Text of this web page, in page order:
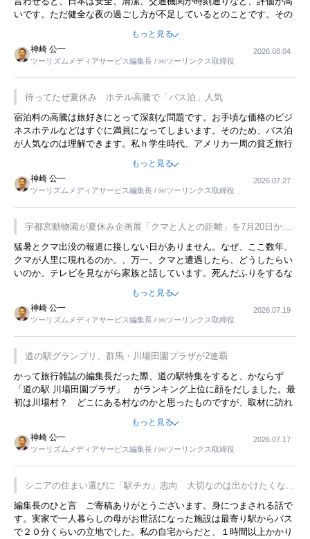
いです。ただ健全な夜の過ごし方が不足しているとのことです。その
ような意味で、金曜夜にこのようなイベントが行われれば、日本人に
限らず外国人にとっても楽しみが増えるでしょうね。
もっと見る
神崎 公一
ツーリズムメディアサービス編集長 / ㈱ツーリンクス取締役
2026.08.04
待ってたぜ夏休み ホテル高騰で「バス泊」人気
宿泊料の高騰は旅好きにとって深刻な問題です。お手頃な価格のビジ
ネスホテルなどはすぐに満員になってしまいます。そのため、バス泊
が人気なのは理解できます。私ｈ学生時代、アメリカ一周の貧乏旅行
をした時は、移動はグレイハウンドバスでした。夕方から夜の便を利
用してホテル代を浮かせていました。ただし、若いからできたことで
す。若い人が夜行バスで京都に行った、青森に行ったと聞くと、疲れ
が残らないのかなと思ってしまいます。
もっと見る
神崎 公一
ツーリズムメディアサービス編集長 / ㈱ツーリンクス取締役
2026.07.27
宇都宮動物園が夏休み企画展「クマと人との距離」を7月20日から
開催
猛暑とクマ出没の報道に接しない日がありません。なぜ、ここ数年、
クマが人里に現れるのか。、万一、クマと遭遇したら、どうしたらい
いのか。テレビを見ながら家族と話しています。死んだふりをするな
んてことは、冗談でもいえません。そんな中で、この企画展はタイム
もっと見る
神崎 公一
ツーリズムメディアサービス編集長 / ㈱ツーリンクス取締役
2026.07.19
道の駅グランプリ、群馬・川場田園プラザが2連覇
かって旅行雑誌の編集長だった際、道の駅特集をすると、かならず
「道の駅 川場田園プラザ」 がランキング上位に顔をだしました。最
初は川場村？ どこにある村なのかと思ったものですが、取材に訪れ
永井 彰一社長にインタビューしたら、興味深い話が次々が飛び出しま
した。プレゼンも巧みで、今でも思い出すことが２つあります。一つ
は、従業員に東京ディズニーランドを見学させ、サービス業、接客業
の何かを理解してもらっていることです。 もう一つは1800円もする
プレミアムヨーグルトを販売するにあたり、社内に懸念もあったそう
です。永井社長は、駐車場に都内ナンバーの高級外車が停まっている
ことに目をつけ、高級商品でも売れると確信したそうです。今回の記
事を懐かしく読みました。
もっと見る
神崎 公一
ツーリズムメディアサービス編集長 / ㈱ツーリンクス取締役
2026.07.17
シニアの住まい選びに「駅チカ」志向 大切なのは出かけたくなる
暮らし
編集長のひと言 ご寄稿ありがとうございます。身につまされる話で
す。実家で一人暮らしの母がお世話になった施設は最寄り駅からバス
で２０分くらいの立地でした。私の自宅からだと、１時間以上かかり